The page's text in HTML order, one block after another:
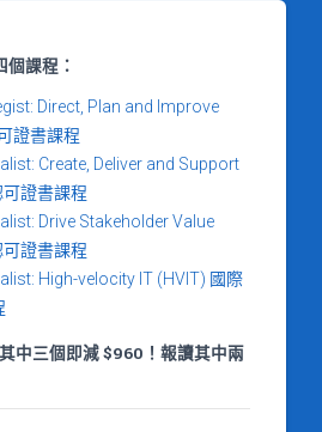
課程：
Direct, Plan and Improve
證書課程
Create, Deliver and Support
可證書課程
Drive Stakeholder Value
證書課程
High-velocity IT (HVIT) 國際
中三個即減 $960！報讀其中兩